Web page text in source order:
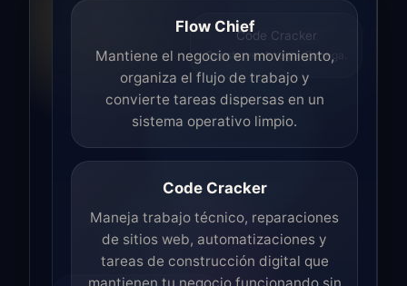
Code Cracker
Construye. Arregla. Entrega.
Flow Chief
Mantiene el negocio en movimiento,
organiza el flujo de trabajo y
convierte tareas dispersas en un
sistema operativo limpio.
Code Cracker
Maneja trabajo técnico, reparaciones
de sitios web, automatizaciones y
tareas de construcción digital que